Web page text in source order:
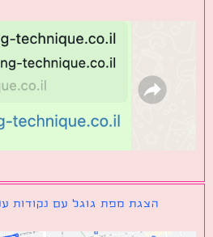
הצגת מפת גוגל עם נקודות עניין